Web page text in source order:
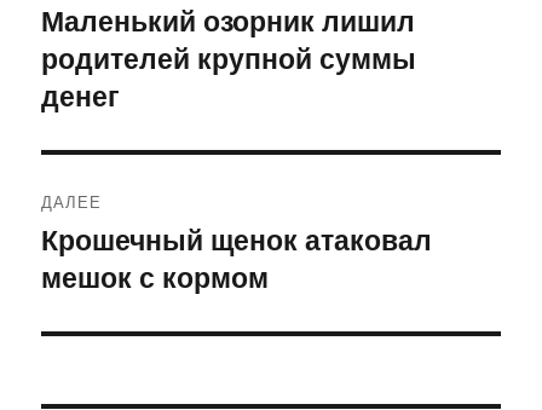
по
записям
Предыдущая
запись:
Маленький озорник лишил
родителей крупной суммы
денег
ДАЛЕЕ
Следующая
запись:
Крошечный щенок атаковал
мешок с кормом